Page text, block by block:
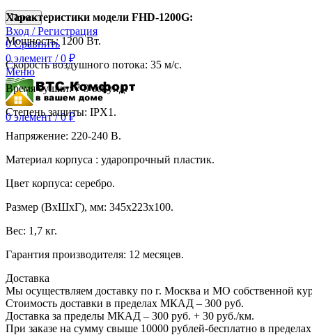
Поиск
Вход / Регистрация
0 Сравнить
0элемент / 0 ₽
Меню
0элемент / 0₽
Характеристики модели FHD-1200G:
Мощность: 1200 Вт.
Скорость воздушного потока: 35 м/с.
Время сушки: 7-9 секунд.
Степень защиты: IPХ1.
Напряжение: 220-240 В.
Материал корпуса : ударопрочный пластик.
Цвет корпуса: серебро.
Размер (ВхШхГ), мм: 345х223х100.
Вес: 1,7 кг.
Гарантия производителя: 12 месяцев.
Доставка
Мы осуществляем доставку по г. Москва и МО собственной
Стоимость доставки в пределах МКАД – 300 руб.
Доставка за пределы МКАД – 300 руб. + 30 руб./км.
При заказе на сумму свыше 10000 рублей-бесплатно в